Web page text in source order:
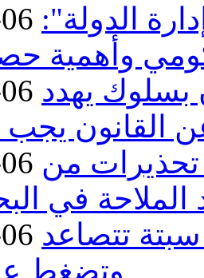
الدولة":
وأهمية
بسلوك يهدد
القانون يجب
من
الملاحة في
تتصاعد
وتضغط